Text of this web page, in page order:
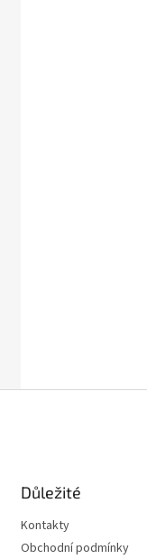
Důležité
Kontakty
Obchodní podmínky